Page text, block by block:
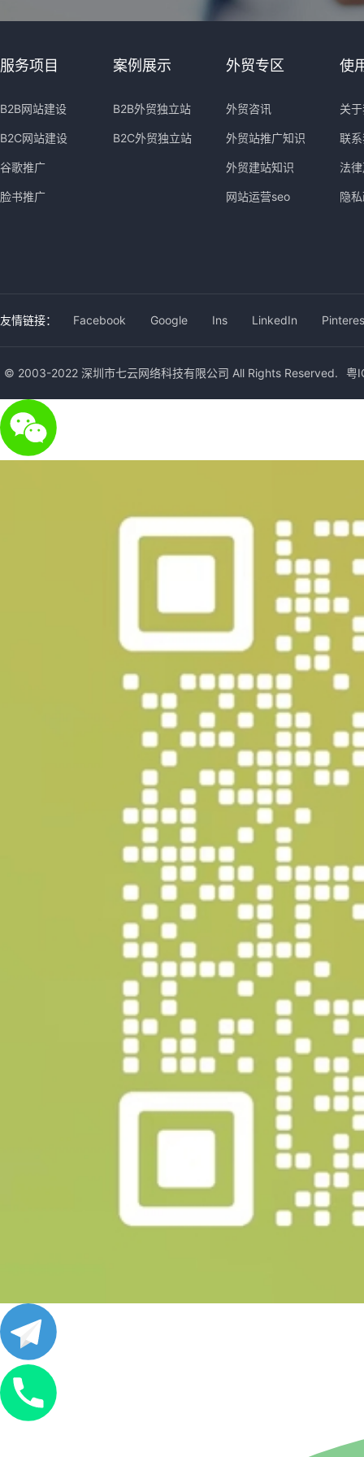
服务项目
B2B网站建设
B2C网站建设
谷歌推广
脸书推广
案例展示
B2B外贸独立站
B2C外贸独立站
外贸专区
外贸咨讯
外贸站推广知识
外贸建站知识
网站运营seo
使
关
联
法
隐
友情链接： Facebook Google Ins LinkedIn
© 2003-2022 深圳市七云网络科技有限公司 All Rights Reserved. 粤